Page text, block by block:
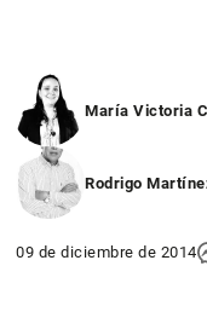
María Victoria
Rodrigo
09 de diciembre de 2014